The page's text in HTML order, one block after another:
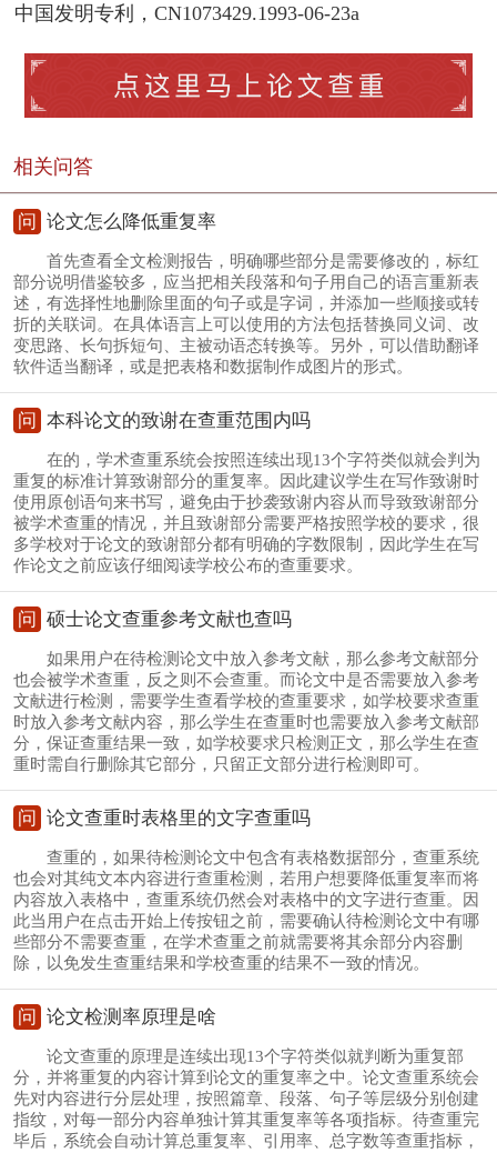
中国发明专利，CN1073429.1993-06-23a
相关问答
问 论文怎么降低重复率
首先查看全文检测报告，明确哪些部分是需要修改的，标红
部分说明借鉴较多，应当把相关段落和句子用自己的语言重新表
述，有选择性地删除里面的句子或是字词，并添加一些顺接或转
折的关联词。在具体语言上可以使用的方法包括替换同义词、改
变思路、长句拆短句、主被动语态转换等。另外，可以借助翻译
软件适当翻译，或是把表格和数据制作成图片的形式。
问 本科论文的致谢在查重范围内吗
在的，学术查重系统会按照连续出现13个字符类似就会判为
重复的标准计算致谢部分的重复率。因此建议学生在写作致谢时
使用原创语句来书写，避免由于抄袭致谢内容从而导致致谢部分
被学术查重的情况，并且致谢部分需要严格按照学校的要求，很
多学校对于论文的致谢部分都有明确的字数限制，因此学生在写
作论文之前应该仔细阅读学校公布的查重要求。
问 硕士论文查重参考文献也查吗
如果用户在待检测论文中放入参考文献，那么参考文献部分
也会被学术查重，反之则不会查重。而论文中是否需要放入参考
文献进行检测，需要学生查看学校的查重要求，如学校要求查重
时放入参考文献内容，那么学生在查重时也需要放入参考文献部
分，保证查重结果一致，如学校要求只检测正文，那么学生在查
重时需自行删除其它部分，只留正文部分进行检测即可。
问 论文查重时表格里的文字查重吗
查重的，如果待检测论文中包含有表格数据部分，查重系统
也会对其纯文本内容进行查重检测，若用户想要降低重复率而将
内容放入表格中，查重系统仍然会对表格中的文字进行查重。因
此当用户在点击开始上传按钮之前，需要确认待检测论文中有哪
些部分不需要查重，在学术查重之前就需要将其余部分内容删
除，以免发生查重结果和学校查重的结果不一致的情况。
问 论文检测率原理是啥
论文查重的原理是连续出现13个字符类似就判断为重复部
分，并将重复的内容计算到论文的重复率之中。论文查重系统会
先对内容进行分层处理，按照篇章、段落、句子等层级分别创建
指纹，对每一部分内容单独计算其重复率等各项指标。待查重完
毕后，系统会自动计算总重复率、引用率、总字数等查重指标，